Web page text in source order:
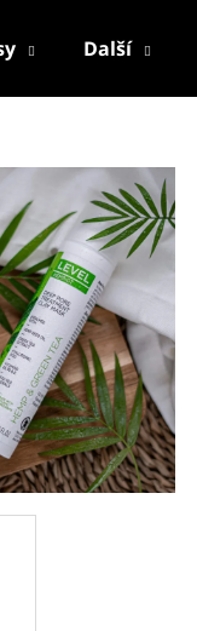
Další
HLEDAT
SADA